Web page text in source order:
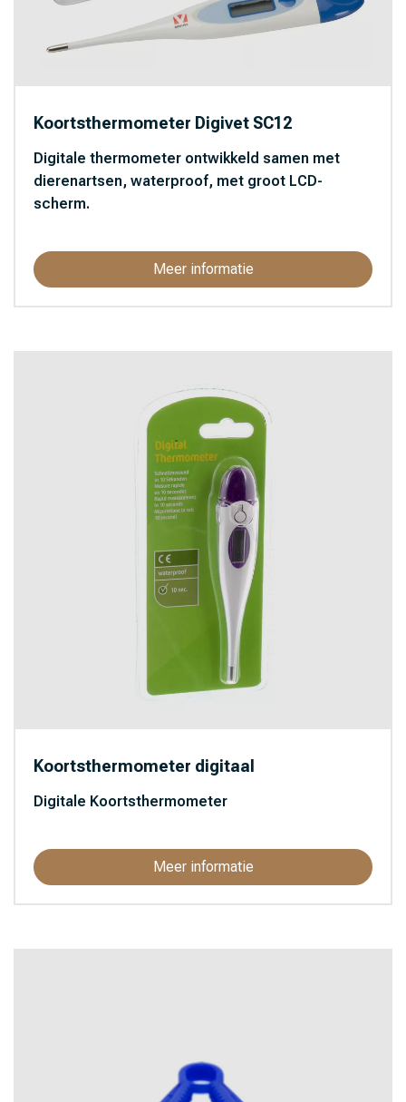
Koortsthermometer Digivet SC12
Digitale thermometer ontwikkeld samen met
dierenartsen, waterproof, met groot LCD-
scherm.
Meer informatie
Koortsthermometer digitaal
Digitale Koortsthermometer
Meer informatie